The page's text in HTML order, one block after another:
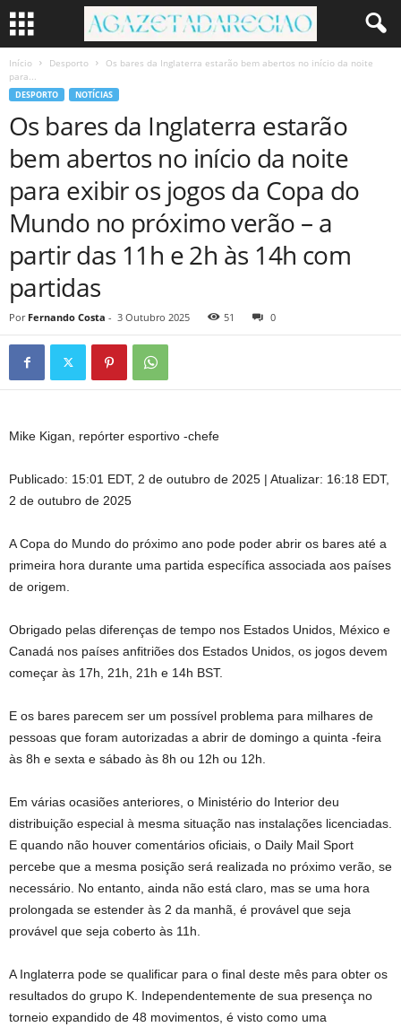
Início Desporto
Os bares da Inglaterra estarão bem abertos no início da noite
para...
DESPORTO NOTÍCIAS
Os bares da Inglaterra estarão
bem abertos no início da noite
para exibir os jogos da Copa do
Mundo no próximo verão – a
partir das 11h e 2h às 14h com
partidas
Por Fernando Costa - 3 Outubro 2025 51 0
Mike Kigan, repórter esportivo -chefe
Publicado: 15:01 EDT, 2 de outubro de 2025 | Atualizar: 16:18 EDT,
2 de outubro de 2025
A Copa do Mundo do próximo ano pode poder abrir os bares até a
primeira hora durante uma partida específica associada aos países
de origem.
Obrigado pelas diferenças de tempo nos Estados Unidos, México e
Canadá nos países anfitriões dos Estados Unidos, os jogos devem
começar às 17h, 21h, 21h e 14h BST.
E os bares parecem ser um possível problema para milhares de
pessoas que foram autorizadas a abrir de domingo a quinta -feira
às 8h e sexta e sábado às 8h ou 12h ou 12h.
Em várias ocasiões anteriores, o Ministério do Interior deu
distribuição especial à mesma situação nas instalações licenciadas.
E quando não houver comentários oficiais, o Daily Mail Sport
percebe que a mesma posição será realizada no próximo verão, se
necessário. No entanto, ainda não está claro, mas se uma hora
prolongada se estender às 2 da manhã, é provável que seja
provável que seja coberto às 11h.
A Inglaterra pode se qualificar para o final deste mês para obter os
resultados do grupo K. Independentemente de sua presença no
torneio expandido de 48 movimentos, é visto como uma